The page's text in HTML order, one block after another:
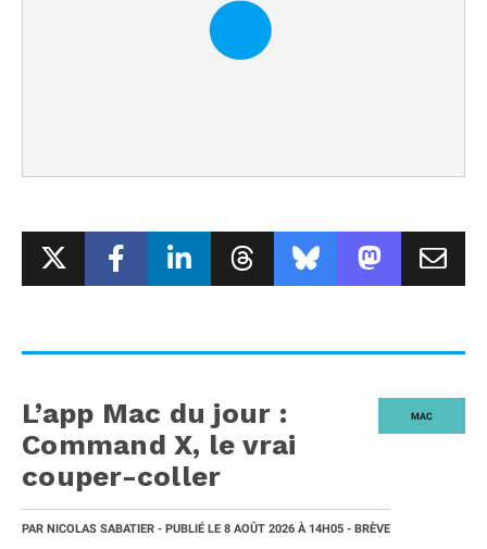
MAC
L’app Mac du jour :
Command X, le vrai
couper-coller
PAR NICOLAS SABATIER - PUBLIÉ LE 8 AOÛT 2026 À 14H05 - BRÈVE